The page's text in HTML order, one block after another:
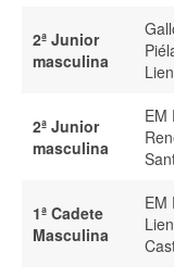
2ª Junior
masculina
2ª Junior
masculina
EM
1ª Cadete
Masculina
EM